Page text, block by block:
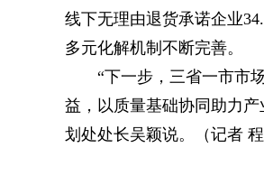
线下无理由退货承诺企业
多元化解机制不断完善。
“下一步，三省一市市
益，以质量基础协同助力
划处处长吴颖说。（记者 程